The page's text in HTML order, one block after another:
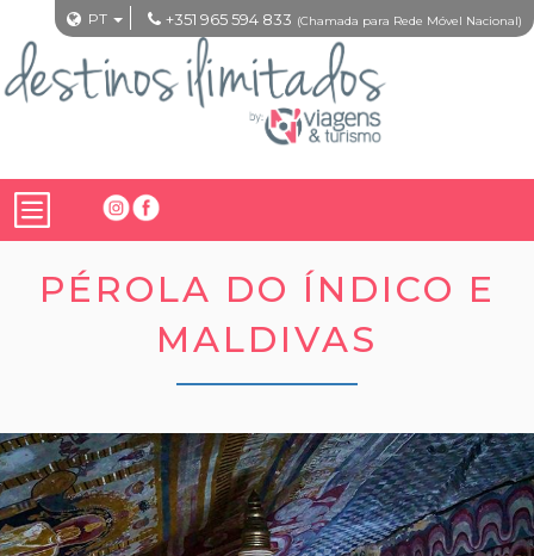
PT +351 965 594 833 (Chamada para Rede Móvel Nacional)
PÉROLA DO ÍNDICO E
MALDIVAS